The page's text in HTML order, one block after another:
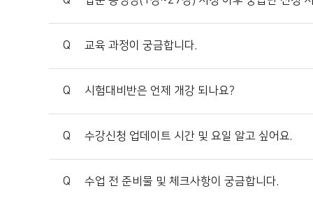
Q 교육 과정이 궁금합니다.
Q 시험대비반은 언제 개강 되나요?
Q 수강신청 업데이트 시간 및 요일 알고 싶어요.
Q 수업 전 준비물 및 체크사항이 궁금합니다.